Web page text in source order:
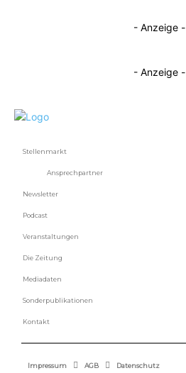
- Anzeige -
- Anzeige -
Stellenmarkt
Ansprechpartner
Newsletter
Podcast
Veranstaltungen
Die Zeitung
Mediadaten
Sonderpublikationen
Kontakt
Impressum AGB Datenschutz